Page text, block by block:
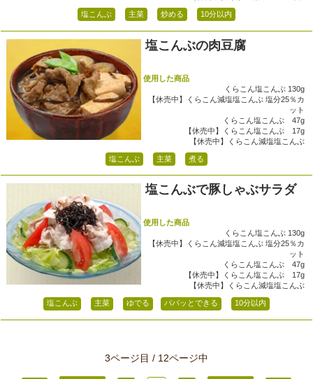
塩こんぶ 主菜 炒める 10分以内
塩こんぶの肉豆腐
使用した商品
くらこん塩こんぶ 130g
【休売中】くらこん減塩塩こんぶ 塩分25％カ
ット
くらこん塩こんぶ 47g
【休売中】くらこん塩こんぶ 17g
【休売中】くらこん減塩塩こんぶ
塩こんぶ 主菜 煮る
塩こんぶで豚しゃぶサラダ
使用した商品
くらこん塩こんぶ 130g
【休売中】くらこん減塩塩こんぶ 塩分25％カ
ット
くらこん塩こんぶ 47g
【休売中】くらこん塩こんぶ 17g
【休売中】くらこん減塩塩こんぶ
塩こんぶ 主菜 ゆでる パパッとできる 10分以内
3ページ目 / 12ページ中